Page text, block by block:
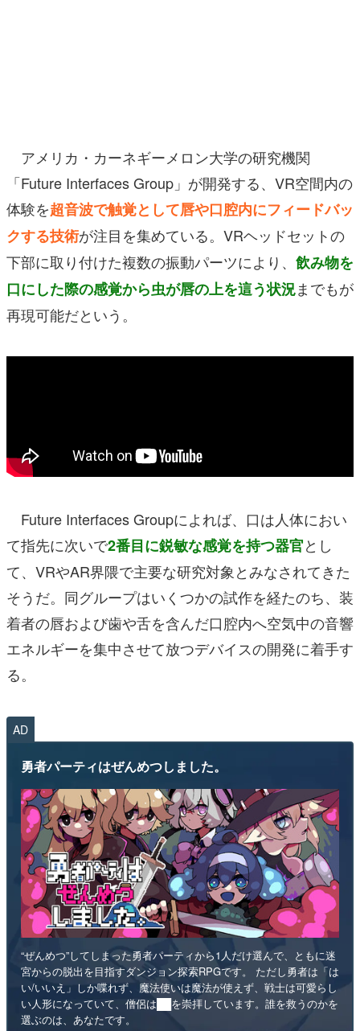
アプリレビュー
その他
電ファミニコゲーマーとは？
運営：株式会社マレ
アメリカ・カーネギーメロン大学の研究機関
「Future Interfaces Group」が開発する、VR空間内の
体験を超音波で触覚として唇や口腔内にフィードバッ
クする技術が注目を集めている。VRヘッドセットの
下部に取り付けた複数の振動パーツにより、 飲み物を
口にした際の感覚から虫が唇の上を這う状況までもが
再現可能だという。
Future Interfaces Groupによれば、口は人体におい
て指先に次いで2番目に鋭敏な感覚を持つ器官とし
て、VRやAR界隈で主要な研究対象とみなされてきた
そうだ。同グループはいくつかの試作を経たのち、装
着者の唇および歯や舌を含んだ口腔内へ空気中の音響
エネルギーを集中させて放つデバイスの開発に着手す
る。
AD
勇者パーティはぜんめつしました。
“ぜんめつ”してしまった勇者パーティから1人だけ選んで、ともに迷
宮からの脱出を目指すダンジョン探索RPGです。 ただし勇者は「は
い/いいえ」しか喋れず、魔法使いは魔法が使えず、戦士は可愛らし
い人形になっていて、僧侶は██を崇拝しています。誰を救うのかを
選ぶのは、あなたです。